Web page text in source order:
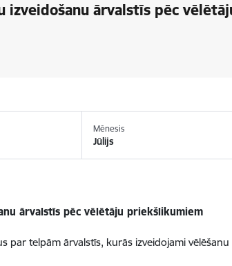
izveidošanu ārvalstīs pēc
Mēnesis
Jūlijs
ārvalstīs pēc vēlētāju priekšlikumiem
par telpām ārvalstīs, kurās izveidojami vēlēšanu